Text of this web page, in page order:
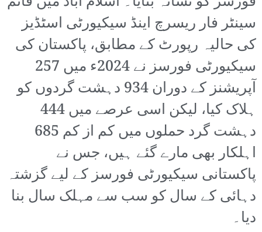
سینٹر فار ریسرچ اینڈ سیکیورٹی اسٹڈیز
کی حالیہ رپورٹ کے مطابق، پاکستان کی
سیکیورٹی فورسز نے 2024ء میں 257
آپریشنز کے دوران 934 دہشت گردوں کو
ہلاک کیا، لیکن اسی عرصے میں 444
دہشت گرد حملوں میں کم از کم 685
اہلکار بھی مارے گئے ہیں، جس نے
پاکستانی سیکیورٹی فورسز کے لیے گزشتہ
دہائی کے سال کو سب سے مہلک سال بنا
دیا۔